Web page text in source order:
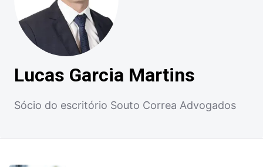
Lucas Garcia Martins
Sócio do escritório Souto Correa Advogados